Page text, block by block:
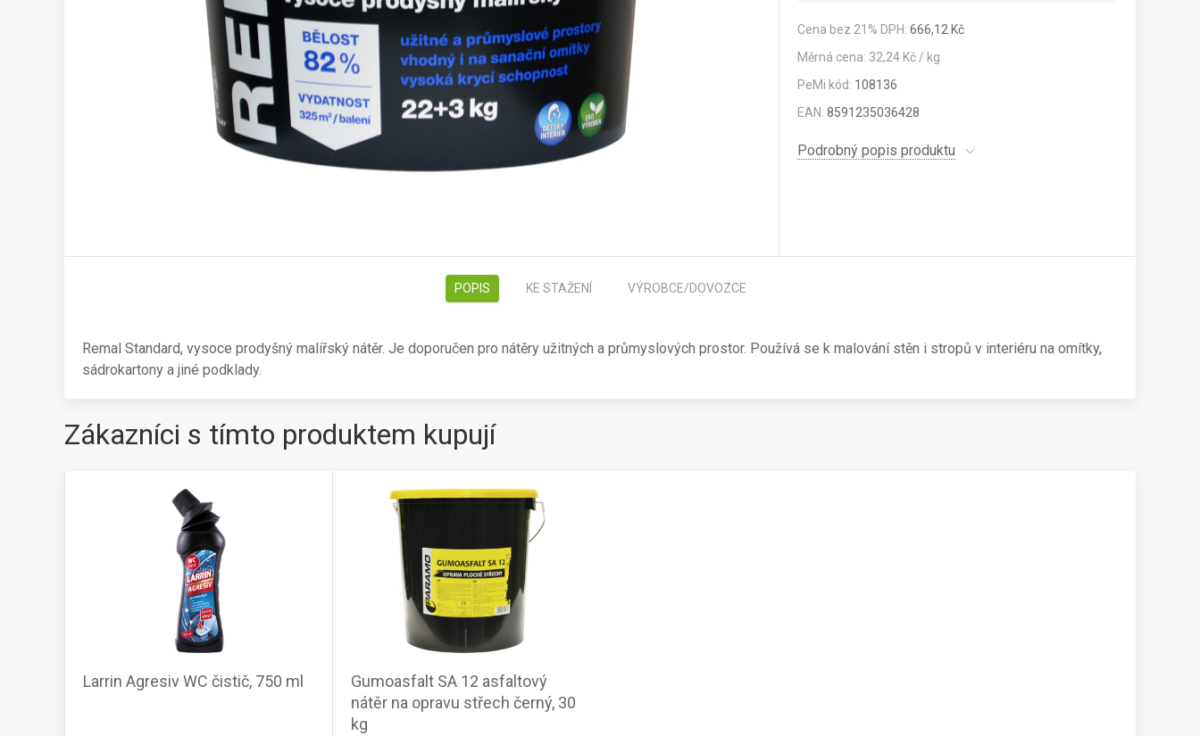
Cena bez 21% DPH: 666,12 Kč
Měrná cena: 32,24 Kč / kg
PeMi kód: 108136
EAN:8591235036428
Podrobný popis produktu
POPIS KE STAŽENÍ VÝROBCE/DOVOZCE
Remal Standard, vysoce prodyšný malířský nátěr. Je doporučen pro nátěry užitných a průmyslových prostor. Používá se k malování stěn i stropů v interiéru na omítky,
sádrokartony a jiné podklady.
Zákazníci s tímto produktem kupují
Larrin Agresiv WC čistič, 750 ml
Gumoasfalt SA 12 asfaltový
nátěr na opravu střech černý, 30
kg